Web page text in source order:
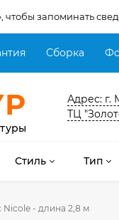
запоминать
Сборка
Адрес: г.
ТЦ
Стиль Тип
Nicole - длина 2,8 м